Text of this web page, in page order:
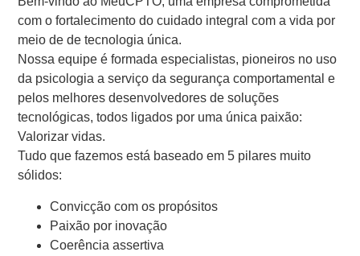
com o fortalecimento do cuidado integral com a vida por
meio de de tecnologia única.
Nossa equipe é formada especialistas, pioneiros no uso
da psicologia a serviço da segurança comportamental e
pelos melhores desenvolvedores de soluções
tecnológicas, todos ligados por uma única paixão:
Valorizar vidas.
Tudo que fazemos está baseado em 5 pilares muito
sólidos:
Convicção com os propósitos
Paixão por inovação
Coerência assertiva